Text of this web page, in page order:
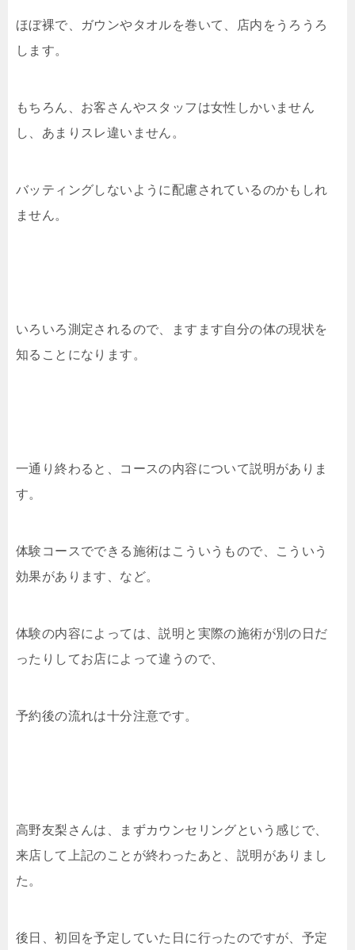
ほぼ裸で、ガウンやタオルを巻いて、店内をうろうろ
します。
もちろん、お客さんやスタッフは女性しかいません
し、あまりスレ違いません。
バッティングしないように配慮されているのかもしれ
ません。
いろいろ測定されるので、ますます自分の体の現状を
知ることになります。
一通り終わると、コースの内容について説明がありま
す。
体験コースでできる施術はこういうもので、こういう
効果があります、など。
体験の内容によっては、説明と実際の施術が別の日だ
ったりしてお店によって違うので、
予約後の流れは十分注意です。
高野友梨さんは、まずカウンセリングという感じで、
来店して上記のことが終わったあと、説明がありまし
た。
後日、初回を予定していた日に行ったのですが、予定